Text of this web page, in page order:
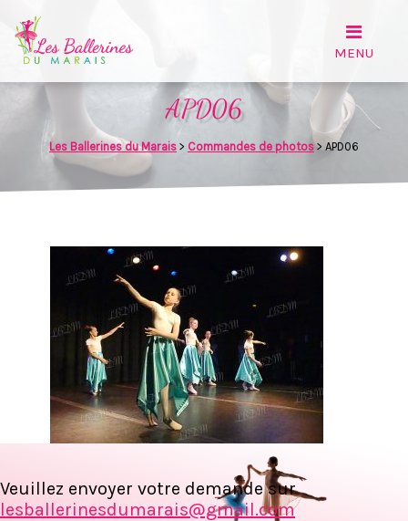
APD06
Les Ballerines du Marais > Commandes de photos> APD06
Veuillez envoyer votre demande sur
lesballerinesdumarais@gmail.com